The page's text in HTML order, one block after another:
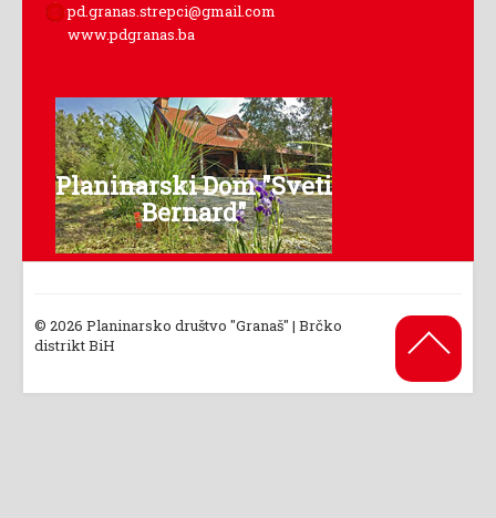
pd.granas.strepci@gmail.com
www.pdgranas.ba
Planinarski Dom "Sveti
Bernard"
Back to
Top
© 2026 Planinarsko društvo "Granaš" | Brčko
distrikt BiH